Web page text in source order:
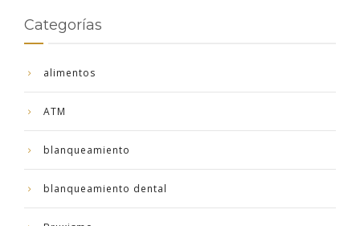
Categorías
alimentos
ATM
blanqueamiento
blanqueamiento dental